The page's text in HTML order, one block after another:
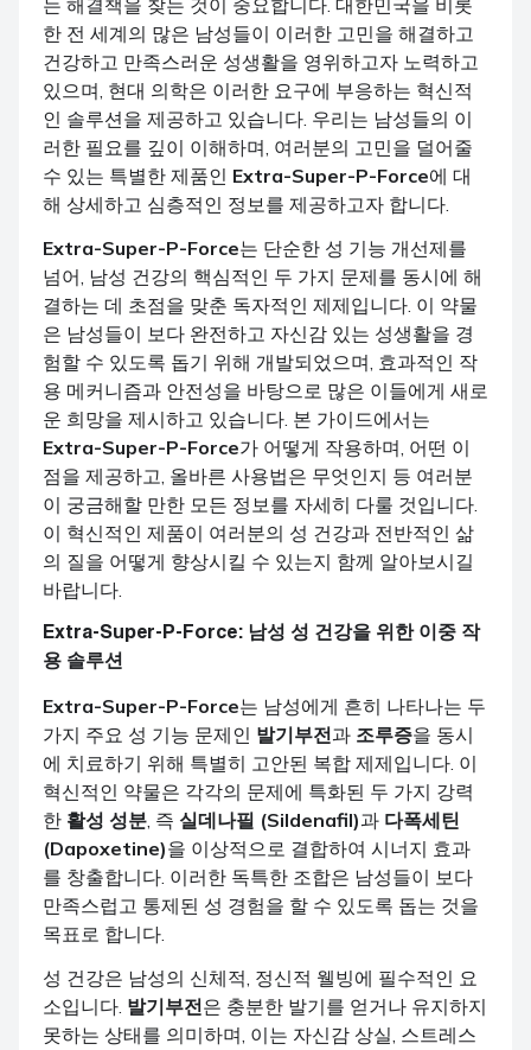
한 전 세계의 많은 남성들이 이러한 고민을 해결하고
건강하고 만족스러운 성생활을 영위하고자 노력하고
있으며, 현대 의학은 이러한 요구에 부응하는 혁신적
인 솔루션을 제공하고 있습니다. 우리는 남성들의 이
러한 필요를 깊이 이해하며, 여러분의 고민을 덜어줄
수 있는 특별한 제품인 Extra-Super-P-Force에 대
해 상세하고 심층적인 정보를 제공하고자 합니다.
Extra-Super-P-Force는 단순한 성 기능 개선제를
넘어, 남성 건강의 핵심적인 두 가지 문제를 동시에 해
결하는 데 초점을 맞춘 독자적인 제제입니다. 이 약물
은 남성들이 보다 완전하고 자신감 있는 성생활을 경
험할 수 있도록 돕기 위해 개발되었으며, 효과적인 작
용 메커니즘과 안전성을 바탕으로 많은 이들에게 새로
운 희망을 제시하고 있습니다. 본 가이드에서는
Extra-Super-P-Force가 어떻게 작용하며, 어떤 이
점을 제공하고, 올바른 사용법은 무엇인지 등 여러분
이 궁금해할 만한 모든 정보를 자세히 다룰 것입니다.
이 혁신적인 제품이 여러분의 성 건강과 전반적인 삶
의 질을 어떻게 향상시킬 수 있는지 함께 알아보시길
바랍니다.
Extra-Super-P-Force: 남성 성 건강을 위한 이중 작
용 솔루션
Extra-Super-P-Force는 남성에게 흔히 나타나는 두
가지 주요 성 기능 문제인 발기부전과 조루증을 동시
에 치료하기 위해 특별히 고안된 복합 제제입니다. 이
혁신적인 약물은 각각의 문제에 특화된 두 가지 강력
한 활성 성분, 즉 실데나필 (Sildenafil)과 다폭세틴
(Dapoxetine)을 이상적으로 결합하여 시너지 효과
를 창출합니다. 이러한 독특한 조합은 남성들이 보다
만족스럽고 통제된 성 경험을 할 수 있도록 돕는 것을
목표로 합니다.
성 건강은 남성의 신체적, 정신적 웰빙에 필수적인 요
소입니다. 발기부전은 충분한 발기를 얻거나 유지하지
못하는 상태를 의미하며, 이는 자신감 상실, 스트레스